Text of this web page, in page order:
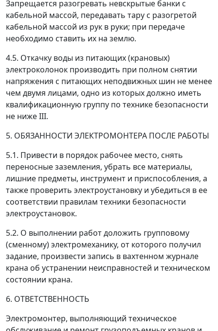
Запрещается разогревать невскрытые банки с
кабельной массой, передавать тару с разогретой
кабельной массой из рук в руки; при передаче
необходимо ставить их на землю.
4.5. Откачку воды из питающих (крановых)
электроколонок производить при полном снятии
напряжения с питающих неподвижных шин не менее
чем двумя лицами, одно из которых должно иметь
квалификационную группу по технике безопасности
не ниже III.
5. ОБЯЗАННОСТИ ЭЛЕКТРОМОНТЕРА ПОСЛЕ РАБОТЫ
5.1. Привести в порядок рабочее место, снять
переносные заземления, убрать все материалы,
лишние предметы, инструмент и приспособления, а
также проверить электроустановку и убедиться в ее
соответствии правилам техники безопасности
электроустановок.
5.2. О выполнении работ доложить групповому
(сменному) электромеханику, от которого получил
задание, произвести запись в вахтенном журнале
крана об устранении неисправностей и техническом
состоянии крана.
6. ОТВЕТСТВЕННОСТЬ
Электромонтер, выполняющий техническое